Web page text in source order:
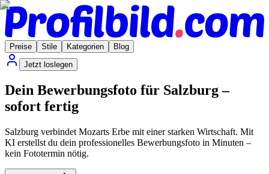
Preise Stile Kategorien
Blog
Jetzt loslegen
Dein Bewerbungsfoto für Salzburg –
sofort fertig
Salzburg verbindet Mozarts Erbe mit einer starken Wirtschaft. Mit
KI erstellst du dein professionelles Bewerbungsfoto in Minuten –
kein Fototermin nötig.